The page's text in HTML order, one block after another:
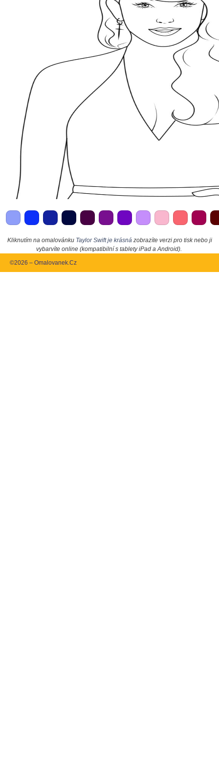
Kliknutím na omalovánku Taylor Swift je krásná zobrazíte verzi pro tisk nebo ji
vybarvíte online (kompatibilní s tablety iPad a Android).
©2026 – Omalovanek.Cz